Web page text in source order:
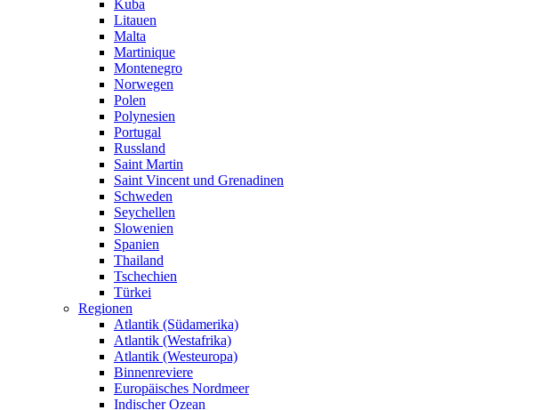
Kuba
Litauen
Malta
Martinique
Montenegro
Norwegen
Polen
Polynesien
Portugal
Russland
Saint Martin
Saint Vincent und Grenadinen
Schweden
Seychellen
Slowenien
Spanien
Thailand
Tschechien
Türkei
Regionen
Atlantik (Südamerika)
Atlantik (Westafrika)
Atlantik (Westeuropa)
Binnenreviere
Europäisches Nordmeer
Indischer Ozean